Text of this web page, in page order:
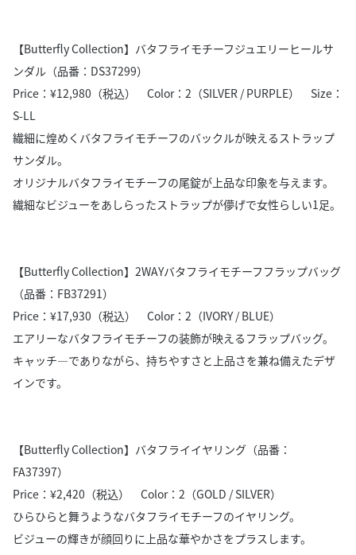
【Butterfly Collection】バタフライモチーフジュエリーヒールサ
ンダル（品番：DS37299）
Price：¥12,980（税込） Color：2（SILVER / PURPLE） Size：
S-LL
繊細に煌めくバタフライモチーフのバックルが映えるストラップ
サンダル。
オリジナルバタフライモチーフの尾錠が上品な印象を与えます。
繊細なビジューをあしらったストラップが儚げで女性らしい1足。
【Butterfly Collection】2WAYバタフライモチーフフラップバッグ
（品番：FB37291）
Price：¥17,930（税込） Color：2（IVORY / BLUE）
エアリーなバタフライモチーフの装飾が映えるフラップバッグ。
キャッチ―でありながら、持ちやすさと上品さを兼ね備えたデザ
インです。
【Butterfly Collection】バタフライイヤリング（品番：
FA37397）
Price：¥2,420（税込） Color：2（GOLD / SILVER）
ひらひらと舞うようなバタフライモチーフのイヤリング。
ビジューの輝きが顔回りに上品な華やかさをプラスします。